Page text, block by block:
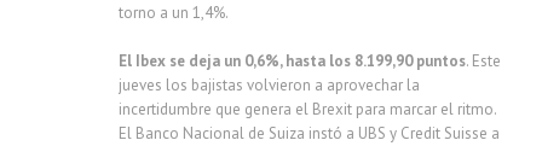
torno a un 1,4%.
El Ibex se deja un 0,6%, hasta los 8.199,90 puntos. Este
jueves los bajistas volvieron a aprovechar la
incertidumbre que genera el Brexit para marcar el ritmo.
El Banco Nacional de Suiza instó a UBS y Credit Suisse a